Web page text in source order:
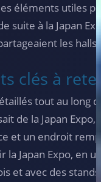
éléments utiles
suite à la Japan
les
clés à
tout au long
de la Japan
et un endroit
la Japan Expo, en
et avec des